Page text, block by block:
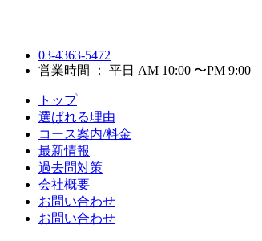
03-4363-5472
営業時間 ： 平日 AM 10:00 〜PM 9:00
トップ
選ばれる理由
コース案内/料金
最新情報
過去問対策
会社概要
お問い合わせ
お問い合わせ